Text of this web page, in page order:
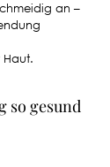
an –
Haut.
so gesund